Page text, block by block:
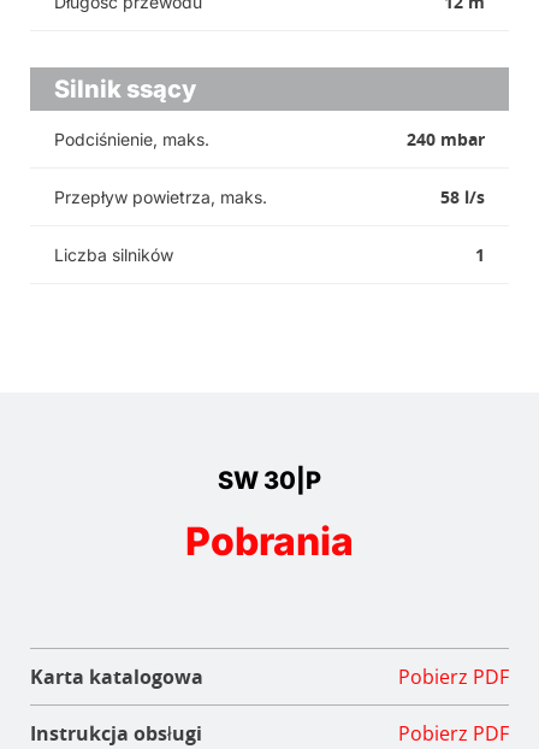
Silnik ssący
Podciśnienie, maks. 240 mbar
Przepływ powietrza, maks. 58 l/s
Liczba silników 1
SW 30|P
Pobrania
Karta katalogowa Pobierz PDF
Instrukcja obsługi Pobierz PDF